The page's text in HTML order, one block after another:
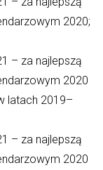
2020;
– za najlepszą
2020
latach 2019–
– za najlepszą
2020